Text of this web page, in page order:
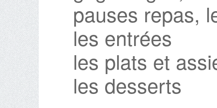
pauses repas,
les entrées
les plats et
les desserts